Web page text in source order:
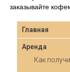
заказывайте
Главная
Аренда
Как